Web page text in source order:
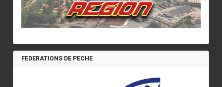
FEDERATIONS DE PECHE